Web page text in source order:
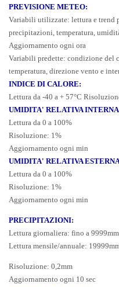
PREVISIONE METEO:
Variabili utilizzate: lettura e trend
precipitazioni, temperatura,
Aggiornamento ogni ora
Variabili predette: condizione del
temperatura, direzione vento e
INDICE DI CALORE:
Lettura da -40 a + 57°C
UMIDITA' RELATIVA
Lettura da 0 a 100%
Risoluzione: 1%
Aggiornamento ogni min
UMIDITA' RELATIVA
Lettura da 0 a 100%
Risoluzione: 1%
Aggiornamento ogni min
PRECIPITAZIONI:
Lettura giornaliera: fino a 9999mm
Lettura mensile/annuale:
Risoluzione: 0,2mm
Aggiornamento ogni 10 sec